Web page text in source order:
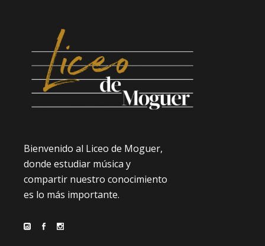
Bienvenido al Liceo de Moguer,
donde estudiar música y
compartir nuestro conocimiento
es lo más importante.